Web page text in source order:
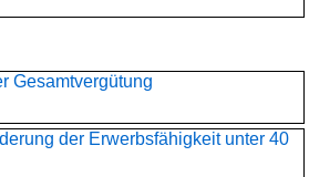
Gesamtvergütung
der Erwerbsfähigkeit unter 40